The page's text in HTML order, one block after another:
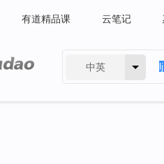
有道精品课 云笔记
中英